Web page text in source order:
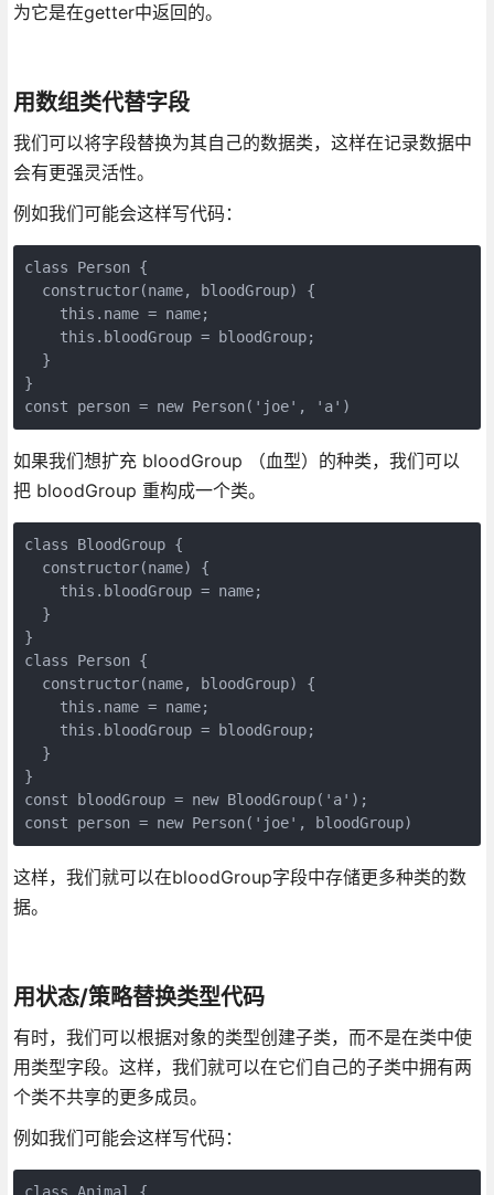
为它是在getter中返回的。
用数组类代替字段
我们可以将字段替换为其自己的数据类，这样在记录数据中
会有更强灵活性。
例如我们可能会这样写代码：
class Person {
  constructor(name, bloodGroup) {
    this.name = name;
    this.bloodGroup = bloodGroup;
  }
}
const person = new Person('joe', 'a')
如果我们想扩充 bloodGroup （血型）的种类，我们可以
把 bloodGroup 重构成一个类。
class BloodGroup {
  constructor(name) {
    this.bloodGroup = name;
  }
}
class Person {
  constructor(name, bloodGroup) {
    this.name = name;
    this.bloodGroup = bloodGroup;
  }
}
const bloodGroup = new BloodGroup('a');
const person = new Person('joe', bloodGroup)
这样，我们就可以在bloodGroup字段中存储更多种类的数
据。
用状态/策略替换类型代码
有时，我们可以根据对象的类型创建子类，而不是在类中使
用类型字段。这样，我们就可以在它们自己的子类中拥有两
个类不共享的更多成员。
例如我们可能会这样写代码：
class Animal {